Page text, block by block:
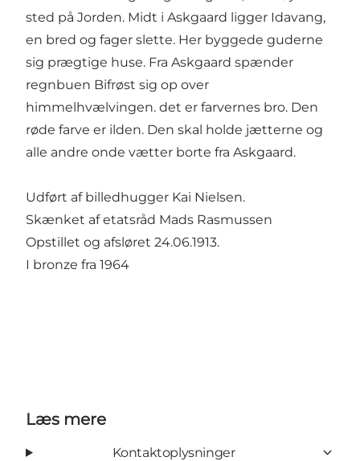
sted på Jorden. Midt i Askgaard ligger Idavang,
en bred og fager slette. Her byggede guderne
sig prægtige huse. Fra Askgaard spænder
regnbuen Bifrøst sig op over
himmelhvælvingen. det er farvernes bro. Den
røde farve er ilden. Den skal holde jætterne og
alle andre onde vætter borte fra Askgaard.
Udført af billedhugger Kai Nielsen.
Skænket af etatsråd Mads Rasmussen
Opstillet og afsløret 24.06.1913.
I bronze fra 1964
Læs mere
Kontaktoplysninger